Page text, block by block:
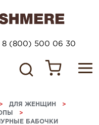
8 (800) 500 06 30
ДЛЯ ЖЕНЩИН >
>
БАБОЧКИ